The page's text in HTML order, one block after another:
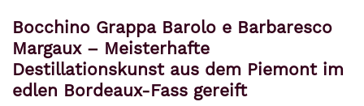
Bocchino Grappa Barolo e Barbaresco
Margaux – Meisterhafte
Destillationskunst aus dem Piemont im
edlen Bordeaux-Fass gereift